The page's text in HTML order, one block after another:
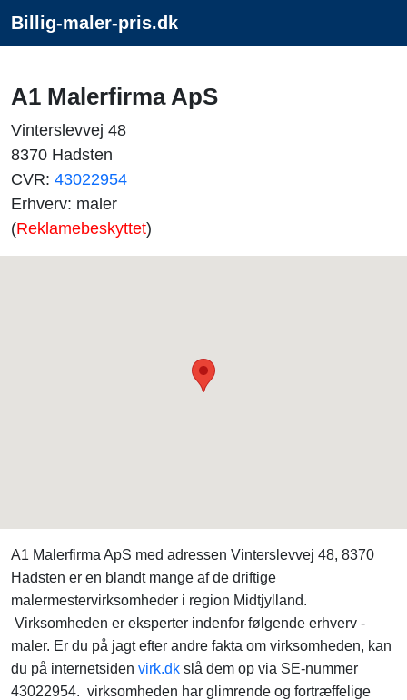
Billig-maler-pris.dk
A1 Malerfirma ApS
Vinterslevvej 48
8370 Hadsten
CVR: 43022954
Erhverv: maler
(Reklamebeskyttet)
A1 Malerfirma ApS med adressen Vinterslevvej 48, 8370
Hadsten er en blandt mange af de driftige
malermestervirksomheder i region Midtjylland.
Virksomheden er eksperter indenfor følgende erhverv -
maler. Er du på jagt efter andre fakta om virksomheden, kan
du på internetsiden virk.dk slå dem op via SE-nummer
43022954. virksomheden har glimrende og fortræffelige